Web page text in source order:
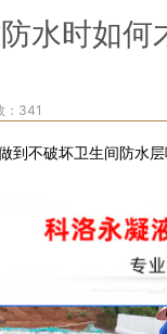
水时如何
341
到不破坏卫生间防水层